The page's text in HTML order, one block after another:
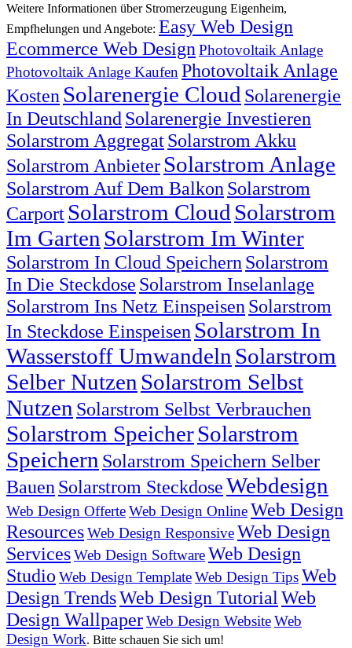
Weitere Informationen über Stromerzeugung Eigenheim,
Empfhelungen und Angebote: Easy Web Design
Ecommerce Web Design Photovoltaik Anlage
Photovoltaik Anlage Kaufen Photovoltaik Anlage
Kosten Solarenergie Cloud Solarenergie
In Deutschland Solarenergie Investieren
Solarstrom AggregatSolarstrom Akku
Solarstrom Anbieter Solarstrom Anlage
Solarstrom Auf Dem Balkon Solarstrom
Carport Solarstrom Cloud Solarstrom
Im Garten Solarstrom Im Winter
Solarstrom In Cloud Speichern Solarstrom
In Die Steckdose Solarstrom Inselanlage
Solarstrom Ins Netz Einspeisen Solarstrom
In Steckdose Einspeisen Solarstrom In
Wasserstoff Umwandeln Solarstrom
Selber Nutzen Solarstrom Selbst
Nutzen Solarstrom Selbst Verbrauchen
Solarstrom SpeicherSolarstrom
Speichern Solarstrom Speichern Selber
Bauen Solarstrom SteckdoseWebdesign
Web Design OfferteWeb Design OnlineWeb Design
ResourcesWeb Design ResponsiveWeb Design
ServicesWeb Design SoftwareWeb Design
Studio Web Design TemplateWeb Design TipsWeb
Design TrendsWeb Design Tutorial Web
Design WallpaperWeb Design WebsiteWeb
Design Work. Bitte schauen Sie sich um!